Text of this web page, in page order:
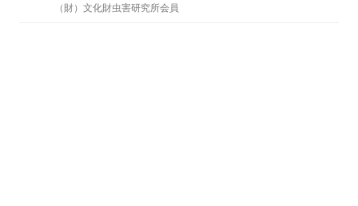
（財）文化財虫害研究所会員